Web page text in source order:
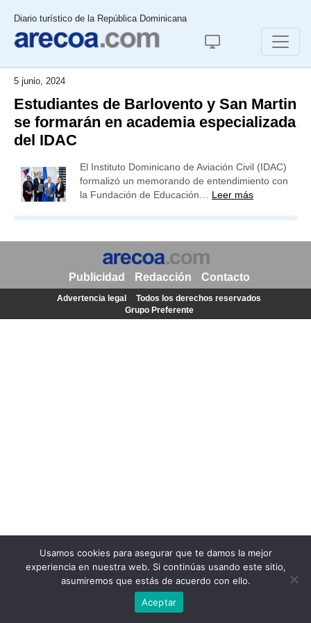
Diario turístico de la República Dominicana
5 junio, 2024
Estudiantes de Barlovento y San Martin
se formarán en academia especializada
del IDAC
El Instituto Dominicano de Aviación Civil (IDAC)
formalizó un memorando de entendimiento con
la Fundación de Educación… Leer más
Usamos cookies para asegurar que te damos la mejor
experiencia en nuestra web. Si continúas usando este sitio,
asumiremos que estás de acuerdo con ello.
Aceptar
Publicidad Redacción Contacto
Advertencia legal
Todos los derechos reservados
Grupo Preferente